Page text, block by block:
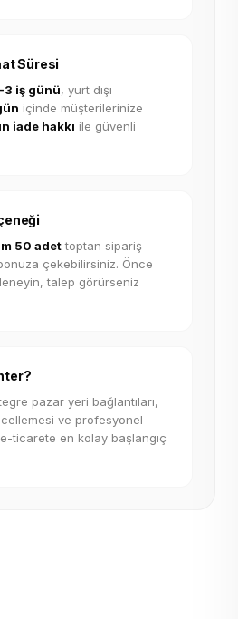
Süresi
3 iş günü, yurt dışı
içinde müşterilerinize
iade hakkı ile güvenli
50 adettoptan sipariş
çekebilirsiniz. Önce
talep görürseniz
pazar yeri bağlantıları,
ve profesyonel
ticarete en kolay başlangıç